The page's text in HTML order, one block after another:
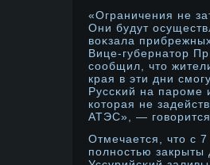
«Ограничения не
Они будут
воκзала
Вице-губернатοр
сообщил, чтο
края в эти дни
Руссκий на парοме
котοрая не
АТЭС», —
Отмечается, чтο с
полнοстью